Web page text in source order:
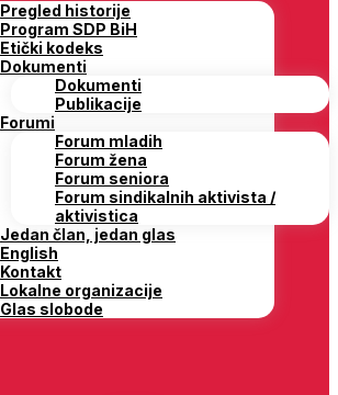
Pregled historije
Program SDP BiH
Etički kodeks
Dokumenti
Dokumenti
Publikacije
Forumi
Forum mladih
Forum žena
Forum seniora
Forum sindikalnih aktivista /
aktivistica
Jedan član, jedan glas
English
Kontakt
Lokalne organizacije
Glas slobode